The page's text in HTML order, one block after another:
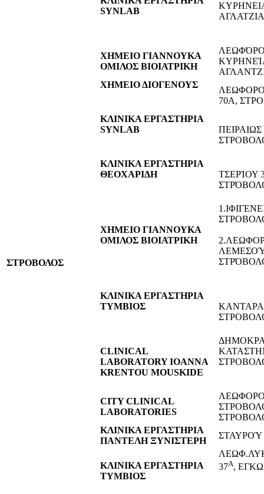
SYNLAB
ΑΓΛΑΤΖΙΑ
ΧΗΜΕΙΟ ΓΙΑΝΝΟΥΚΑ
ΟΜΙΛΟΣ ΒΙΟΙΑΤΡΙΚΗ
ΣΤΡΟΒΟΛΟΣ
ΧΗΜΕΙΟ ΔΙΟΓΕΝΟΥΣ
ΛΕΩΦΟΡΟ
70Α,
ΚΛΙΝΙΚΑ ΕΡΓΑΣΤΗΡΙΑ
SYNLAB
ΠΕΙΡΑΙΩΣ
ΚΛΙΝΙΚΑ ΕΡΓΑΣΤΗΡΙΑ
ΘΕΟΧΑΡΙΔΗ
ΤΣΕΡΊΟΥ
ΧΗΜΕΙΟ ΓΙΑΝΝΟΥΚΑ
ΟΜΙΛΟΣ ΒΙΟΙΑΤΡΙΚΗ
ΛΕΜΕΣΟΎ
ΚΛΙΝΙΚΑ ΕΡΓΑΣΤΗΡΙΑ
ΤΥΜΒΙΟΣ
CLINICAL
LABORATORY IOANNA
KRENTOU MOUSKIDE
CITY CLINICAL
LABORATORIES
ΚΛΙΝΙΚΑ ΕΡΓΑΣΤΗΡΙΑ
ΠΑΝΤΕΛΗ ΞΥΝΙΣΤΕΡΗ
ΣΤΑΥΡΟΎ
ΚΛΙΝΙΚΑ ΕΡΓΑΣΤΗΡΙΑ
ΤΥΜΒΙΟΣ
37Α,